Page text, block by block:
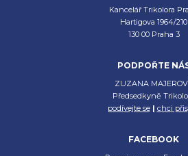
Kancelář Trikolora
Hartigova 1964/210
130 00 Praha 3
PODPOŘTE
ZUZANA
Předsedkyně
podívejte se| chci
FACEBOOK